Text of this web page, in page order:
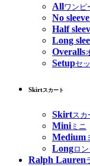
Allワンピ
No sleeve
Half
Long
Overalls
Setupセ
Skirtスカート
Skirtスカ
Miniミニ
Medium
Longロ
Ralph Lauren